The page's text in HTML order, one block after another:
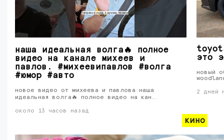
наша идеальная волга🔥 полное
видео на канале михеев и
павлов. #михеевипавлов #волга
#юмор #авто
новое видео от михеева и павлова:наша
идеальная волга🔥 полное видео на кан…
около 13 часов назад
это
новый
2 дней
кино